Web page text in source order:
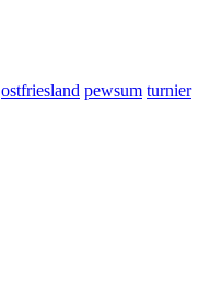
ostfriesland pewsum turnier